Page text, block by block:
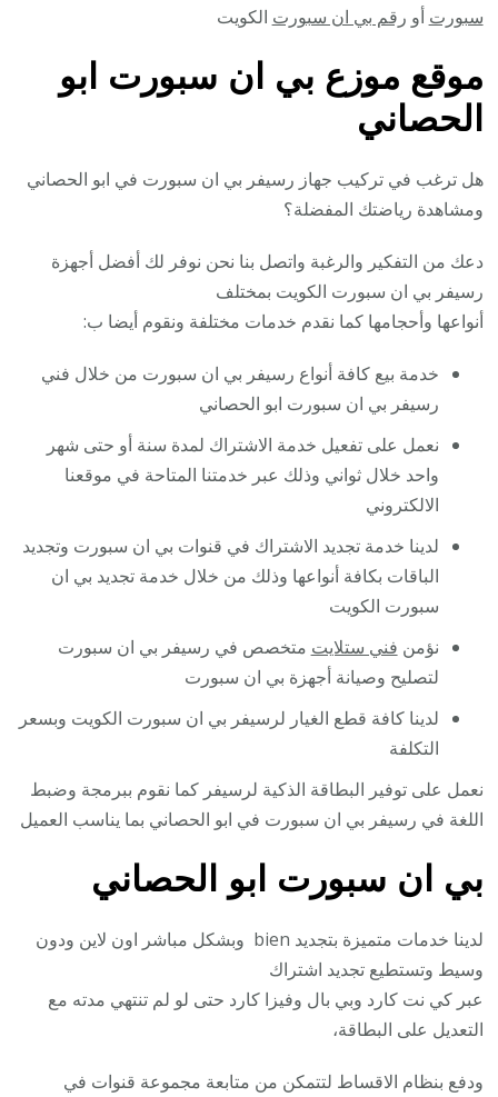
سبورت أو رقم بي ان سبورت الكويت
موقع موزع بي ان سبورت ابو
الحصاني
هل ترغب في تركيب جهاز رسيفر بي ان سبورت في ابو الحصاني
ومشاهدة رياضتك المفضلة؟
دعك من التفكير والرغبة واتصل بنا نحن نوفر لك أفضل أجهزة
رسيفر بي ان سبورت الكويت بمختلف
أنواعها وأحجامها كما نقدم خدمات مختلفة ونقوم أيضا ب:
خدمة بيع كافة أنواع رسيفر بي ان سبورت من خلال فني
رسيفر بي ان سبورت ابو الحصاني
نعمل على تفعيل خدمة الاشتراك لمدة سنة أو حتى شهر
واحد خلال ثواني وذلك عبر خدمتنا المتاحة في موقعنا
الالكتروني
لدينا خدمة تجديد الاشتراك في قنوات بي ان سبورت وتجديد
الباقات بكافة أنواعها وذلك من خلال خدمة تجديد بي ان
سبورت الكويت
نؤمن فني ستلايت متخصص في رسيفر بي ان سبورت
لتصليح وصيانة أجهزة بي ان سبورت
لدينا كافة قطع الغيار لرسيفر بي ان سبورت الكويت وبسعر
التكلفة
نعمل على توفير البطاقة الذكية لرسيفر كما نقوم ببرمجة وضبط
اللغة في رسيفر بي ان سبورت في ابو الحصاني بما يناسب العميل
بي ان سبورت ابو الحصاني
لدينا خدمات متميزة بتجديد bien وبشكل مباشر اون لاين ودون
وسيط وتستطيع تجديد اشتراك
عبر كي نت كارد وبي بال وفيزا كارد حتى لو لم تنتهي مدته مع
التعديل على البطاقة،
ودفع بنظام الاقساط لتتمكن من متابعة مجموعة قنوات في